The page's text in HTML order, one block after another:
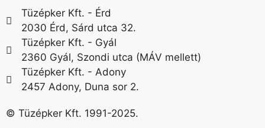
Tüzépker Kft. - Érd
2030 Érd, Sárd utca 32.
Tüzépker Kft. - Gyál
2360 Gyál, Szondi utca (MÁV mellett)
Tüzépker Kft. - Adony
2457 Adony, Duna sor 2.
© Tüzépker Kft. 1991-2025.